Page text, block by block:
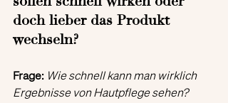
doch lieber das Produkt
wechseln?
Frage: Wie schnell kann man wirklich
Ergebnisse von Hautpflege sehen?